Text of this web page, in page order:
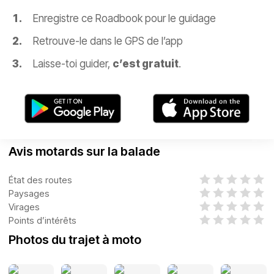
Enregistre ce Roadbook pour le guidage
Retrouve-le dans le GPS de l’app
Laisse-toi guider, c’est gratuit.
Avis motards sur la balade
État des routes
Paysages
Virages
Points d’intérêts
Photos du trajet à moto